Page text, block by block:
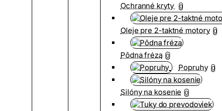
Ochranné kryty 0
Oleje pre 2-taktné motory 0
Pôdna fréza 0
Popruhy 0
Silóny na kosenie 0